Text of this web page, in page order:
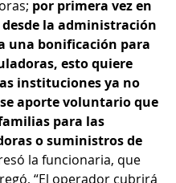
por primera vez en
la administración
una bonificación para
esto quiere
instituciones ya no
aporte voluntario que
para las
o suministros de
la funcionaria, que
“El operador cubrirá